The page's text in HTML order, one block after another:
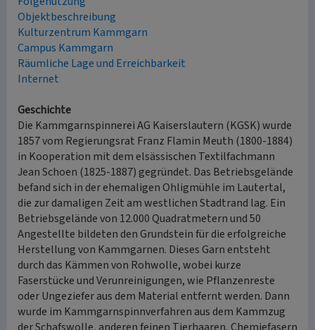
Objektbeschreibung
Kulturzentrum Kammgarn
Campus Kammgarn
Räumliche Lage und Erreichbarkeit
Internet
Geschichte
Die Kammgarnspinnerei AG Kaiserslautern (KGSK) wurde
1857 vom Regierungsrat Franz Flamin Meuth (1800-1884)
in Kooperation mit dem elsässischen Textilfachmann
Jean Schoen (1825-1887) gegründet. Das Betriebsgelände
befand sich in der ehemaligen Ohligmühle im Lautertal,
die zur damaligen Zeit am westlichen Stadtrand lag. Ein
Betriebsgelände von 12.000 Quadratmetern und 50
Angestellte bildeten den Grundstein für die erfolgreiche
Herstellung von Kammgarnen. Dieses Garn entsteht
durch das Kämmen von Rohwolle, wobei kurze
Faserstücke und Verunreinigungen, wie Pflanzenreste
oder Ungeziefer aus dem Material entfernt werden. Dann
wurde im Kammgarnspinnverfahren aus dem Kammzug